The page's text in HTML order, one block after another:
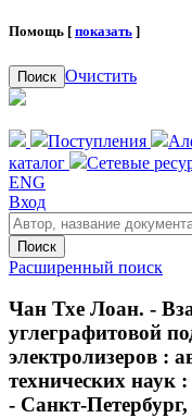
Помощь [ показать ]
Поиск Очистить
Поступления
каталог
Сетевые
ENG
Вход
Поиск
Расширенный поиск
Чан Тхе Лоан. -
углеграфитовой
электролизеров :
технических наук
- Санкт-Петербург,